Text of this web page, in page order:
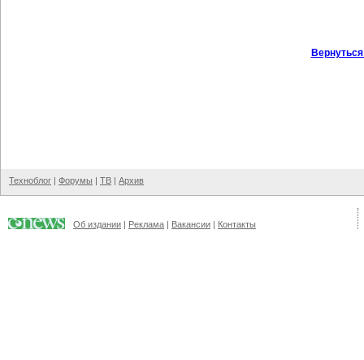
Техноблог | Форумы | ТВ | Архив
Об издании | Реклама | Вакансии | Контакты